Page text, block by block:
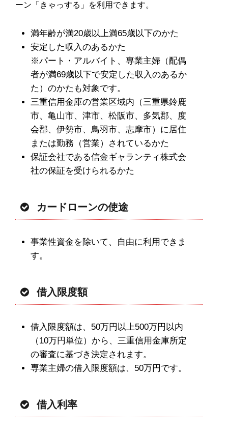
ーン「きゃっする」を利用できます。
満年齢が満20歳以上満65歳以下のかた
安定した収入のあるかた
※パート・アルバイト、専業主婦（配偶
者が満69歳以下で安定した収入のあるか
た）のかたも対象です。
三重信用金庫の営業区域内（三重県鈴鹿
市、亀山市、津市、松阪市、多気郡、度
会郡、伊勢市、鳥羽市、志摩市）に居住
または勤務（営業）されているかた
保証会社である信金ギャランティ株式会
社の保証を受けられるかた
カードローンの使途
事業性資金を除いて、自由に利用できま
す。
借入限度額
借入限度額は、50万円以上500万円以内
（10万円単位）から、三重信用金庫所定
の審査に基づき決定されます。
専業主婦の借入限度額は、50万円です。
借入利率